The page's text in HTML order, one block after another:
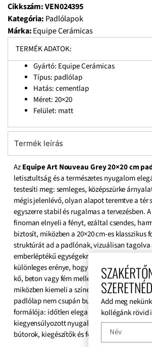
Cikkszám:VEN024395
Kategória: Padlólapok
Márka:Equipe Cerámicas
TERMÉK ADATOK:
Gyártó: Equipe Cerámicas
Típus: padlólap
Hatás: cementlap
Méret: 20×20
Felület: matt
Termék leírás
AzEquipe Art Nouveau Grey 20×20 cm
letisztultság és a természetes nyugalom
testesíti meg: semleges, középszürke
mégis jelenlévő, olyan alapot teremtve a tér
egyszerre stabil és rugalmas a tervezésben.
finoman elnyeli a fényt, ezáltal csendes,
biztosít, miközben a 20×20 cm-es
struktúrát ad a padlónak, vizuálisan tagolva
emberléptékű egységekre. AzEquipe Art
különleges erénye, hogy minden anyaghoz
kő, beton vagy fém mellett semleges
miközben kiemeli a színek és textúrák finom
padlólap nem csupán burkolat, hanem a tér
formálója: időtlen eleganciát, visszafogott
kiegyensúlyozott nyugalmat sugároz,
bútorok, kiegészítők és fényjátékok finom
Add meg
kollégánk rövid